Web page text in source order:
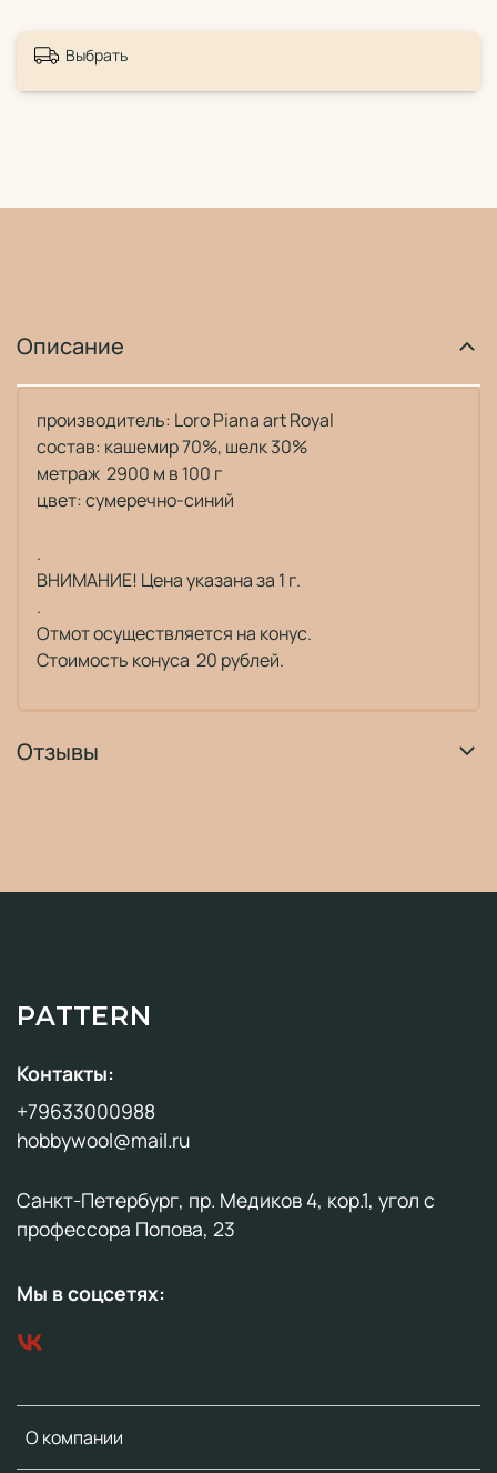
Выбрать
Описание
производитель: Loro Piana art Royal
состав: кашемир 70%, шелк 30%
метраж 2900 м в 100 г
цвет: сумеречно-синий
.
ВНИМАНИЕ! Цена указана за 1 г.
.
Отмот осуществляется на конус.
Стоимость конуса 20 рублей.
Отзывы
PATTERN
О компании
Контакты:
+79633000988
hobbywool@mail.ru
Санкт-Петербург, пр. Медиков 4, кор.1, угол с
профессора Попова, 23
Мы в соцсетях: